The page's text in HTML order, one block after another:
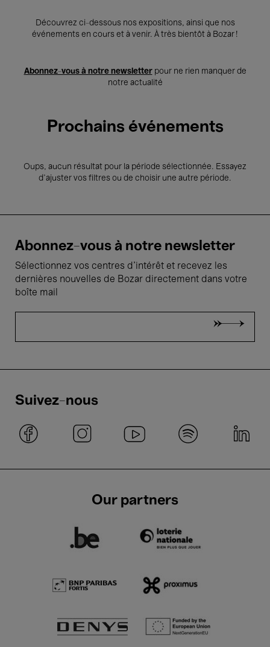
Découvrez ci-dessous nos expositions, ainsi que nos
événements en cours et à venir. À très bientôt à Bozar !
Abonnez-vous à notre newsletterpour ne rien manquer de
notre actualité
Prochains événements
Oups, aucun résultat pour la période sélectionnée. Essayez
d’ajuster vos filtres ou de choisir une autre période.
Abonnez-vous à notre newsletter
Sélectionnez vos centres d'intérêt et recevez les
dernières nouvelles de Bozar directement dans votre
boîte mail
Suivez-nous
Our partners